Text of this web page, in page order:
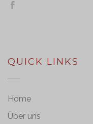
QUICK LINKS
Home
Über uns